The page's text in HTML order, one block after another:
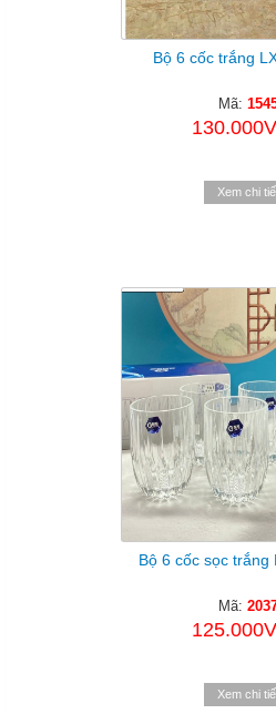
Bộ 6 cốc trắng
Mã:
Xem chi
Bộ 6 cốc sọc trắng
Mã:
Xem chi